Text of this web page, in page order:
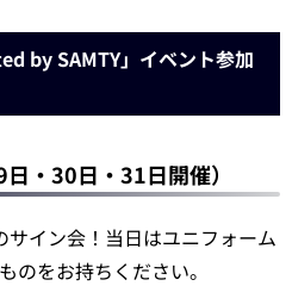
by SAMTY」イベント参加
・30日・31日開催）
イン会！当日はユニフォーム
のをお持ちください。